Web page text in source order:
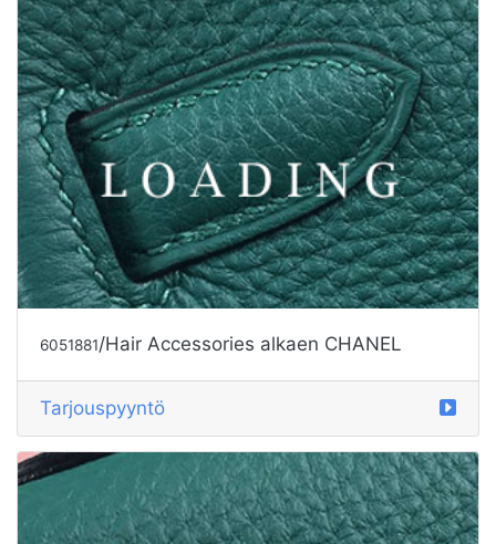
6051881/Hair Accessories alkaen CHANEL
Tarjouspyyntö